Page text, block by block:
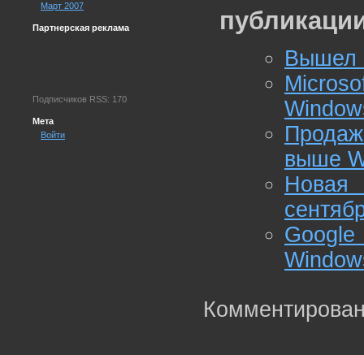
Март 2007
Партнерская реклама
Подписчиков RSS: 170
Мета
Войти
Вышел
выше
Новая